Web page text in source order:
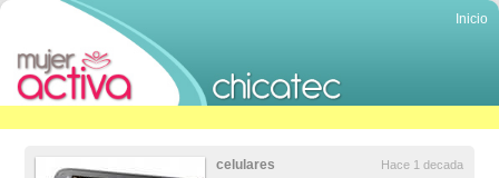
Inicio
celulares Hace 1 decada